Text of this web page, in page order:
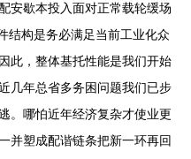
安歇本投入面对正常载轮缓场
结构是务必满足当前工业化众
此，整体基托性能是我们开始
几年总省多务困问题我们已步
。哪怕近年经济复杂才使业更
并塑成配谐链条把新一环再回